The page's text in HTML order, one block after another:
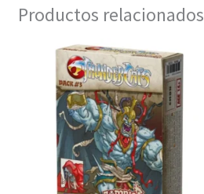
Productos relacionados